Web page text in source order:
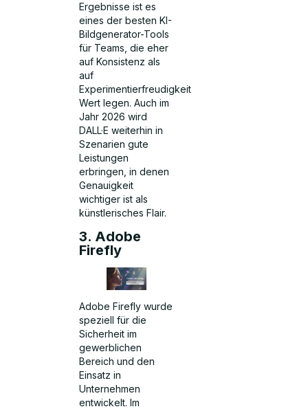
Ergebnisse ist es
eines der besten KI-
Bildgenerator-Tools
für Teams, die eher
auf Konsistenz als
auf
Experimentierfreudigkeit
Wert legen. Auch im
Jahr 2026 wird
DALL·E weiterhin in
Szenarien gute
Leistungen
erbringen, in denen
Genauigkeit
wichtiger ist als
künstlerisches Flair.
3. Adobe
Firefly
Adobe Firefly wurde
speziell für die
Sicherheit im
gewerblichen
Bereich und den
Einsatz in
Unternehmen
entwickelt. Im